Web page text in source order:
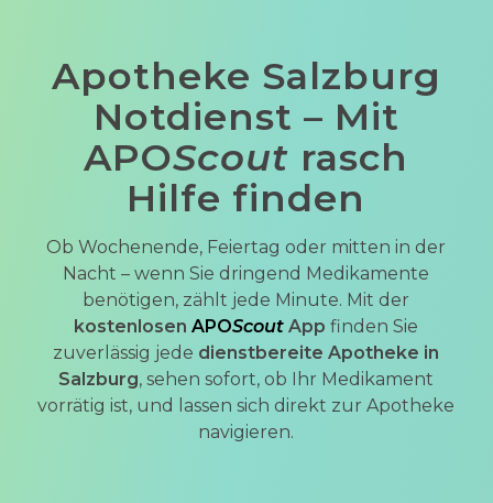
Apotheke Salzburg
Notdienst – Mit
APOScout rasch
Hilfe finden
Ob Wochenende, Feiertag oder mitten in der
Nacht – wenn Sie dringend Medikamente
benötigen, zählt jede Minute. Mit der
kostenlosenAPOScout App finden Sie
zuverlässig jede dienstbereite Apotheke in
Salzburg, sehen sofort, ob Ihr Medikament
vorrätig ist, und lassen sich direkt zur Apotheke
navigieren.